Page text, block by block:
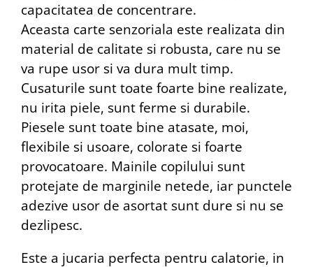
capacitatea de concentrare.
Aceasta carte senzoriala este realizata din
material de calitate si robusta, care nu se
va rupe usor si va dura mult timp.
Cusaturile sunt toate foarte bine realizate,
nu irita piele, sunt ferme si durabile.
Piesele sunt toate bine atasate, moi,
flexibile si usoare, colorate si foarte
provocatoare. Mainile copilului sunt
protejate de marginile netede, iar punctele
adezive usor de asortat sunt dure si nu se
dezlipesc.
Este a jucaria perfecta pentru calatorie, in